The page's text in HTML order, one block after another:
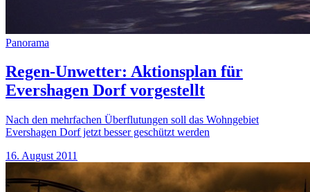
Panorama
Regen-Unwetter: Aktionsplan für
Evershagen Dorf vorgestellt
Nach den mehrfachen Überflutungen soll das Wohngebiet
Evershagen Dorf jetzt besser geschützt werden
16. August 2011